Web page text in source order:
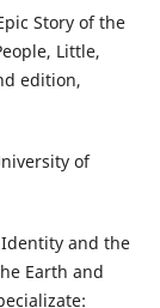
Story of the
Little,
edition,
of
Identity and the
Earth and